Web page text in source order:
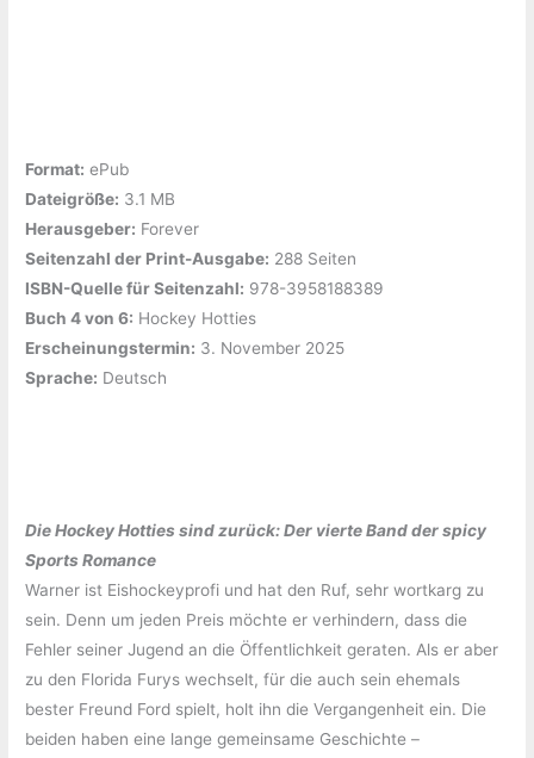
Format: ePub
Dateigröße: ‎3.1 MB
Herausgeber: ‎Forever
Seitenzahl der Print-Ausgabe: ‎288 Seiten
ISBN-Quelle für Seitenzahl: ‎978-3958188389
Buch 4 von 6: ‎Hockey Hotties
Erscheinungstermin: ‎3. November 2025
Sprache: ‎Deutsch
Die Hockey Hotties sind zurück: Der vierte Band der spicy
Sports Romance
Warner ist Eishockeyprofi und hat den Ruf, sehr wortkarg zu
sein. Denn um jeden Preis möchte er verhindern, dass die
Fehler seiner Jugend an die Öffentlichkeit geraten. Als er aber
zu den Florida Furys wechselt, für die auch sein ehemals
bester Freund Ford spielt, holt ihn die Vergangenheit ein. Die
beiden haben eine lange gemeinsame Geschichte –